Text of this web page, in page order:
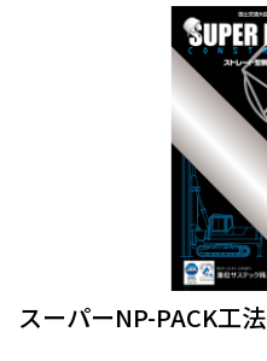
スーパーNP-PACK工法